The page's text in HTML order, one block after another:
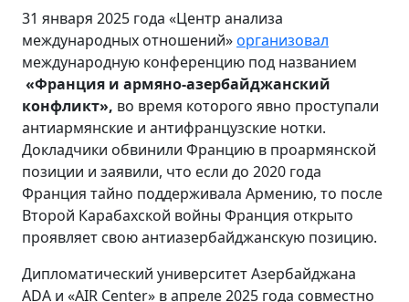
31 января 2025 года «Центр анализа
международных отношений»организовал
международную конференцию под названием
«Франция и армяно-азербайджанский
конфликт», во время которого явно проступали
антиармянские и антифранцузские нотки.
Докладчики обвинили Францию в проармянской
позиции и заявили, что если до 2020 года
Франция тайно поддерживала Армению, то после
Второй Карабахской войны Франция открыто
проявляет свою антиазербайджанскую позицию.
Дипломатический университет Азербайджана
ADA и «AIR Center» в апреле 2025 года совместно